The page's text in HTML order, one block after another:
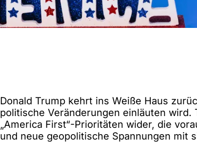
Donald Trump kehrt ins Weiße Haus
politische Veränderungen einläuten
„America First“-Prioritäten wider, die
und neue geopolitische Spannungen mit